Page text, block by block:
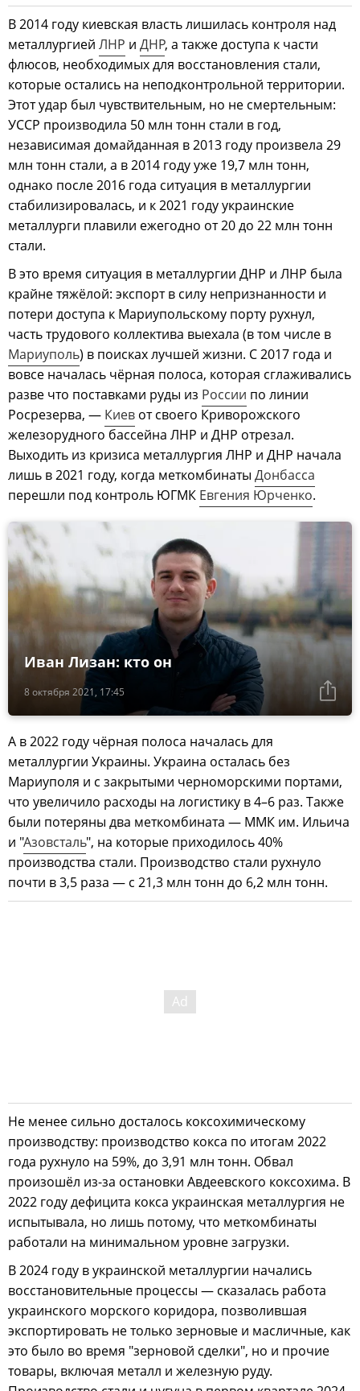
В 2014 году киевская власть лишилась контроля над
металлургией ЛНР и ДНР, а также доступа к части
флюсов, необходимых для восстановления стали,
которые остались на неподконтрольной территории.
Этот удар был чувствительным, но не смертельным:
УССР производила 50 млн тонн стали в год,
независимая домайданная в 2013 году произвела 29
млн тонн стали, а в 2014 году уже 19,7 млн тонн,
однако после 2016 года ситуация в металлургии
стабилизировалась, и к 2021 году украинские
металлурги плавили ежегодно от 20 до 22 млн тонн
стали.
В это время ситуация в металлургии ДНР и ЛНР была
крайне тяжёлой: экспорт в силу непризнанности и
потери доступа к Мариупольскому порту рухнул,
часть трудового коллектива выехала (в том числе в
Мариуполь) в поисках лучшей жизни. С 2017 года и
вовсе началась чёрная полоса, которая сглаживались
разве что поставками руды из России по линии
Росрезерва, — Киев от своего Криворожского
железорудного бассейна ЛНР и ДНР отрезал.
Выходить из кризиса металлургия ЛНР и ДНР начала
лишь в 2021 году, когда меткомбинаты Донбасса
перешли под контроль ЮГМК Евгения Юрченко.
8 октября 2021, 17:45
Иван Лизан: кто он
А в 2022 году чёрная полоса началась для
металлургии Украины. Украина осталась без
Мариуполя и с закрытыми черноморскими портами,
что увеличило расходы на логистику в 4–6 раз. Также
были потеряны два меткомбината — ММК им. Ильича
и "Азовсталь", на которые приходилось 40%
производства стали. Производство стали рухнуло
почти в 3,5 раза — с 21,3 млн тонн до 6,2 млн тонн.
Не менее сильно досталось коксохимическому
производству: производство кокса по итогам 2022
года рухнуло на 59%, до 3,91 млн тонн. Обвал
произошёл из-за остановки Авдеевского коксохима. В
2022 году дефицита кокса украинская металлургия не
испытывала, но лишь потому, что меткомбинаты
работали на минимальном уровне загрузки.
В 2024 году в украинской металлургии начались
восстановительные процессы — сказалась работа
украинского морского коридора, позволившая
экспортировать не только зерновые и масличные, как
это было во время "зерновой сделки", но и прочие
товары, включая металл и железную руду.